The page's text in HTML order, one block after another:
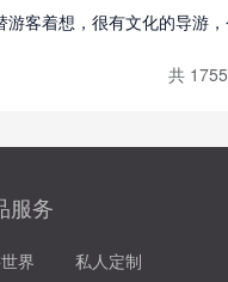
游客着想，很有文化的导游
共
服务
界
私人定制